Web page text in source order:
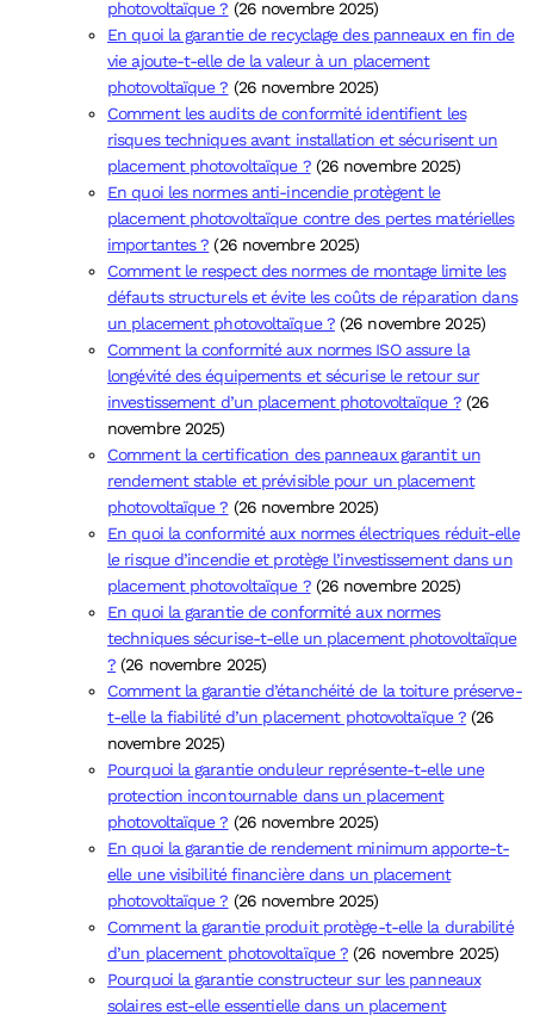
photovoltaïque ? (26 novembre 2025)
En quoi la garantie de recyclage des panneaux en fin de
vie ajoute-t-elle de la valeur à un placement
photovoltaïque ? (26 novembre 2025)
Comment les audits de conformité identifient les
risques techniques avant installation et sécurisent un
placement photovoltaïque ? (26 novembre 2025)
En quoi les normes anti-incendie protègent le
placement photovoltaïque contre des pertes matérielles
importantes ? (26 novembre 2025)
Comment le respect des normes de montage limite les
défauts structurels et évite les coûts de réparation dans
un placement photovoltaïque ? (26 novembre 2025)
Comment la conformité aux normes ISO assure la
longévité des équipements et sécurise le retour sur
investissement d’un placement photovoltaïque ? (26
novembre 2025)
Comment la certification des panneaux garantit un
rendement stable et prévisible pour un placement
photovoltaïque ? (26 novembre 2025)
En quoi la conformité aux normes électriques réduit-elle
le risque d’incendie et protège l’investissement dans un
placement photovoltaïque ? (26 novembre 2025)
En quoi la garantie de conformité aux normes
techniques sécurise-t-elle un placement photovoltaïque
? (26 novembre 2025)
Comment la garantie d’étanchéité de la toiture préserve-
t-elle la fiabilité d’un placement photovoltaïque ? (26
novembre 2025)
Pourquoi la garantie onduleur représente-t-elle une
protection incontournable dans un placement
photovoltaïque ? (26 novembre 2025)
En quoi la garantie de rendement minimum apporte-t-
elle une visibilité financière dans un placement
photovoltaïque ? (26 novembre 2025)
Comment la garantie produit protège-t-elle la durabilité
d’un placement photovoltaïque ? (26 novembre 2025)
Pourquoi la garantie constructeur sur les panneaux
solaires est-elle essentielle dans un placement